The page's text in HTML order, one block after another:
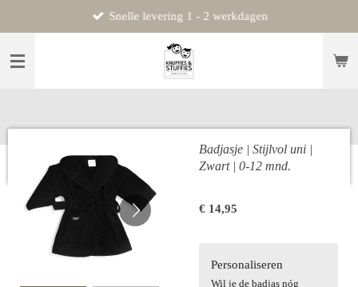
direct
naar
Snelle levering 1 - 2 werkdagen
Badjasje | Stijlvol uni |
Zwart | 0-12 mnd.
€ 14,95
Personaliseren
Wil je de badjas nóg